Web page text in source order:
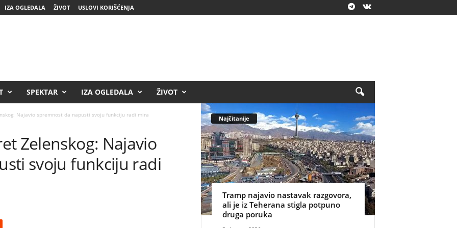
IZA OGLEDALA ŽIVOT USLOVI KORIŠĆENJA
SPEKTAR IZA OGLEDALA ŽIVOT
Najavio spremnost da napusti svoju funkciju radi mira
Zelenskog: Najavio
svoju funkciju radi
Najčitanije
Tramp najavio nastavak razgovora,
ali je iz Teherana stigla potpuno
druga poruka